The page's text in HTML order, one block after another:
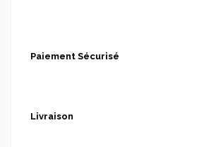
Paiement Sécurisé
Livraison